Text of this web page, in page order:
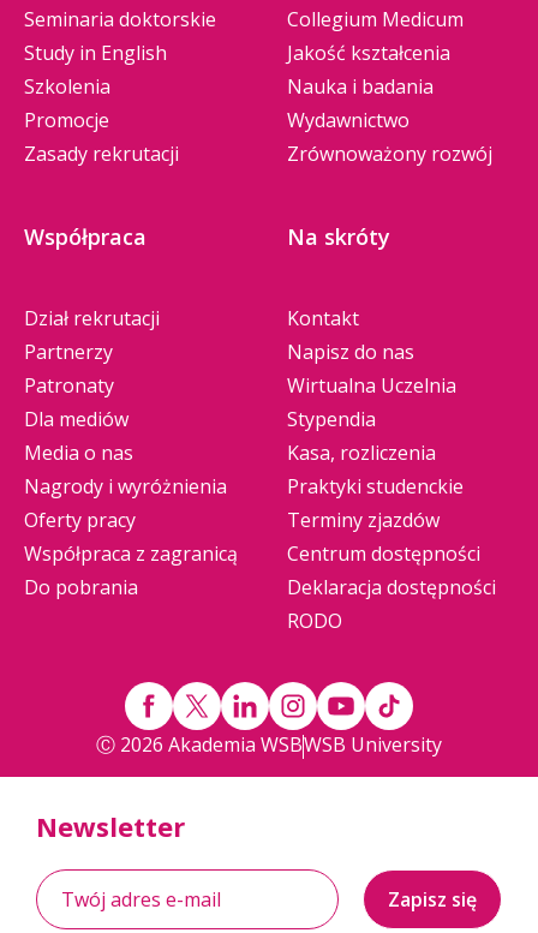
Seminaria doktorskie
Study in English
Szkolenia
Promocje
Zasady rekrutacji
Collegium Medicum
Jakość kształcenia
Nauka i badania
Wydawnictwo
Zrównoważony rozwój
Współpraca
Dział rekrutacji
Partnerzy
Patronaty
Dla mediów
Media o nas
Nagrody i wyróżnienia
Oferty pracy
Współpraca z zagranicą
Do pobrania
Na skróty
Kontakt
Napisz do nas
Wirtualna Uczelnia
Stypendia
Kasa, rozliczenia
Praktyki studenckie
Terminy zjazdów
Centrum dostępności
Deklaracja dostępności
RODO
Ⓒ 2026 Akademia WSBWSB University
Newsletter
Zapisz się